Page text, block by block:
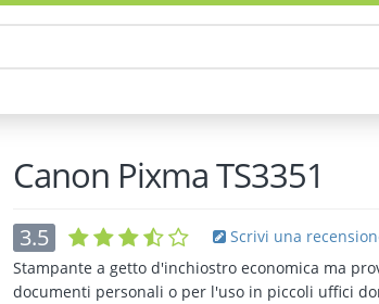
Canon Pixma TS3351
3.5
Scrivi una
Stampante a getto d'inchiostro economica ma
documenti personali o per l'uso in piccoli uffici